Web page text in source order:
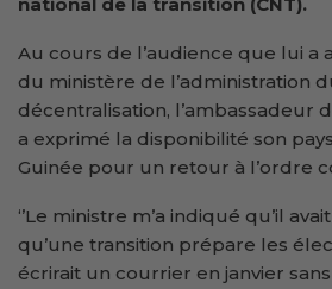
Au cours de l’audience que lui a
du ministère de l’administration
décentralisation, l’ambassadeur
a exprimé la disponibilité son
Guinée pour un retour à l’ordre
‘’Le ministre m’a indiqué qu’il
qu’une transition prépare les
écrirait un courrier en janvier